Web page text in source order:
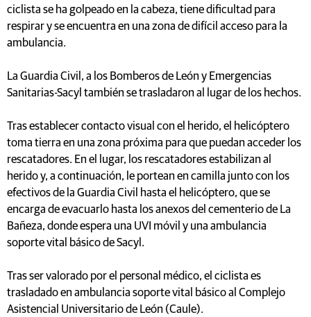
ciclista se ha golpeado en la cabeza, tiene dificultad para
respirar y se encuentra en una zona de difícil acceso para la
ambulancia.
La Guardia Civil, a los Bomberos de León y Emergencias
Sanitarias-Sacyl también se trasladaron al lugar de los hechos.
Tras establecer contacto visual con el herido, el helicóptero
toma tierra en una zona próxima para que puedan acceder los
rescatadores. En el lugar, los rescatadores estabilizan al
herido y, a continuación, le portean en camilla junto con los
efectivos de la Guardia Civil hasta el helicóptero, que se
encarga de evacuarlo hasta los anexos del cementerio de La
Bañeza, donde espera una UVI móvil y una ambulancia
soporte vital básico de Sacyl.
Tras ser valorado por el personal médico, el ciclista es
trasladado en ambulancia soporte vital básico al Complejo
Asistencial Universitario de León (Caule).